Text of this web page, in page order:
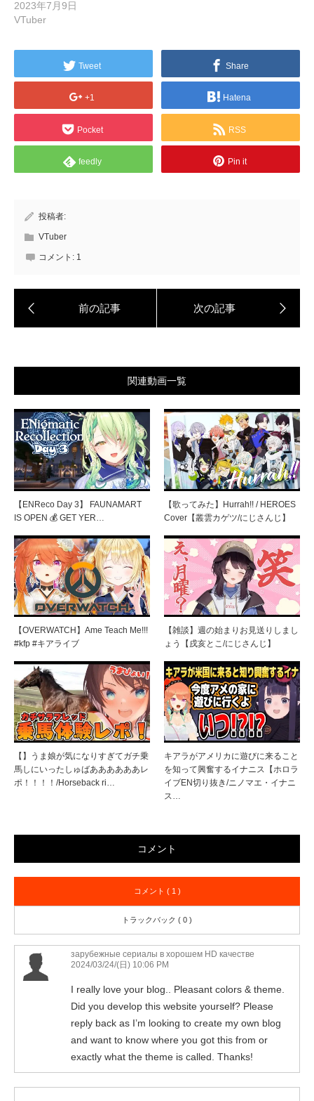
2023年7月9日
VTuber
Tweet Share
+1 Hatena
Pocket RSS
feedly Pin it
投稿者:
VTuber
コメント: 1
関連動画一覧
【ENReco Day 3】 FAUNAMART
IS OPEN 💰 GET YER…
【歌ってみた】Hurrah!! / HEROES
Cover【叢雲カゲツ/にじさんじ】
【OVERWATCH】Ame Teach Me!!!
#kfp #キアライブ
【雑談】週の始まりお見送りしまし
ょう【戌亥とこ/にじさんじ】
【】うま娘が気になりすぎてガチ乗
馬しにいったしゅばああああああレ
ポ！！！！/Horseback ri…
キアラがアメリカに遊びに来ること
を知って興奮するイナニス【ホロラ
イブEN切り抜き/ニノマエ・イナニ
ス…
コメント
コメント ( 1 )
トラックバック ( 0 )
зарубежные сериалы в хорошем HD качестве
2024/03/24/(日) 10:06 PM
I really love your blog.. Pleasant colors & theme.
Did you develop this website yourself? Please
reply back as I’m looking to create my own blog
and want to know where you got this from or
exactly what the theme is called. Thanks!